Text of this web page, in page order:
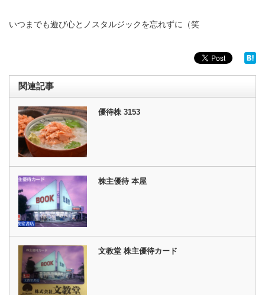
いつまでも遊び心とノスタルジックを忘れずに（笑
関連記事
優待株 3153
株主優待 本屋
文教堂 株主優待カード